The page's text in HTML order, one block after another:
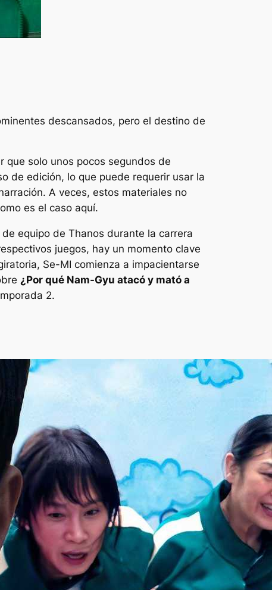
descansados, pero el destino de
que solo unos pocos segundos de
de edición, lo que puede requerir usar la
A veces, estos materiales no
es el caso aquí.
equipo de Thanos durante la carrera
juegos, hay un momento clave
Se-MI comienza a impacientarse
¿Por qué Nam-Gyu atacó y mató a
2.